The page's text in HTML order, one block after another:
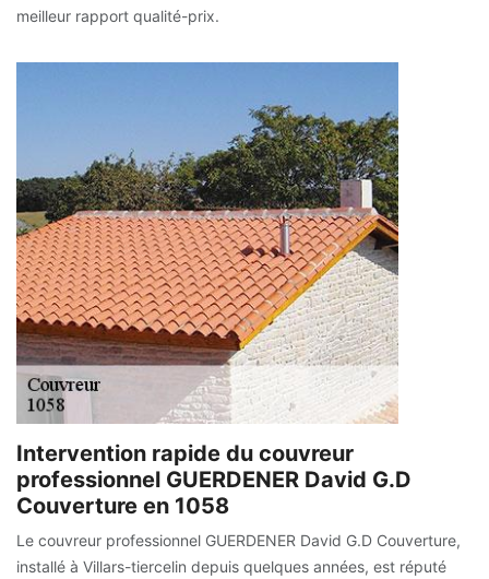
meilleur rapport qualité-prix.
Intervention rapide du couvreur
professionnel GUERDENER David G.D
Couverture en 1058
Le couvreur professionnel GUERDENER David G.D Couverture,
installé à Villars-tiercelin depuis quelques années, est réputé